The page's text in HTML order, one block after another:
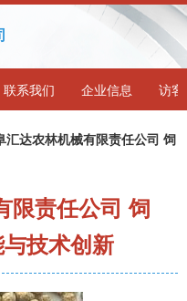
联系我们 企业信息 访客
汇达农林机械有限责任公司 饲
限责任公司 饲
技术创新